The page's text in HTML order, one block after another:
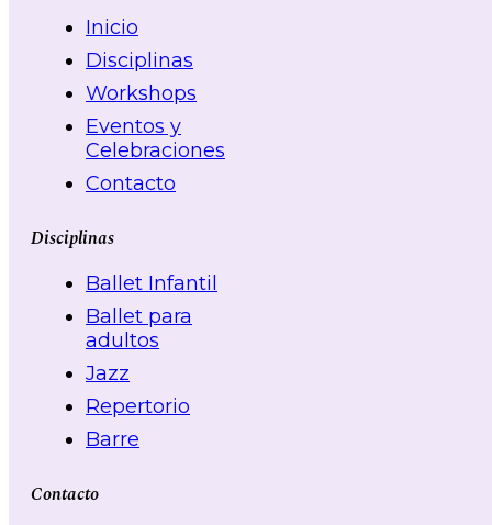
Inicio
Disciplinas
Workshops
Eventos y
Celebraciones
Contacto
Disciplinas
Ballet Infantil
Ballet para
adultos
Jazz
Repertorio
Barre
Contacto